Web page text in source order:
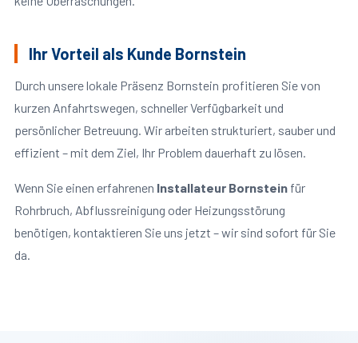
Ihr Vorteil als Kunde Bornstein
Durch unsere lokale Präsenz Bornstein profitieren Sie von
kurzen Anfahrtswegen, schneller Verfügbarkeit und
persönlicher Betreuung. Wir arbeiten strukturiert, sauber und
effizient – mit dem Ziel, Ihr Problem dauerhaft zu lösen.
Wenn Sie einen erfahrenen Installateur Bornsteinfür
Rohrbruch, Abflussreinigung oder Heizungsstörung
benötigen, kontaktieren Sie uns jetzt – wir sind sofort für Sie
da.